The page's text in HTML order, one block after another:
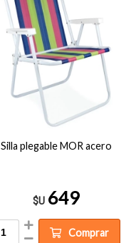
Silla plegable MOR acero
$U 649
Comprar